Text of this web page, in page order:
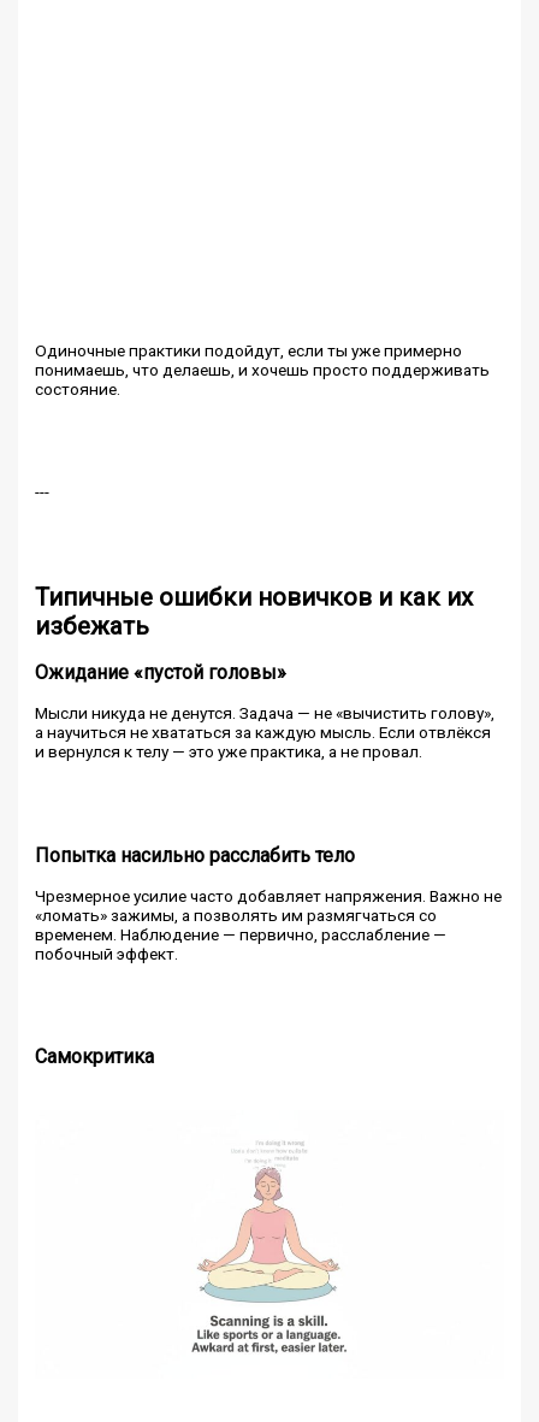
Одиночные практики подойдут, если ты уже примерно
понимаешь, что делаешь, и хочешь просто поддерживать
состояние.
---
Типичные ошибки новичков и как их
избежать
Ожидание «пустой головы»
Мысли никуда не денутся. Задача — не «вычистить голову»,
а научиться не хвататься за каждую мысль. Если отвлёкся
и вернулся к телу — это уже практика, а не провал.
Попытка насильно расслабить тело
Чрезмерное усилие часто добавляет напряжения. Важно не
«ломать» зажимы, а позволять им размягчаться со
временем. Наблюдение — первично, расслабление —
побочный эффект.
Самокритика